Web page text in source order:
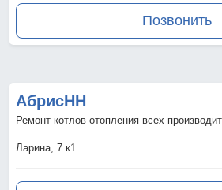
Позвонить
АбрисНН
Ремонт котлов отопления всех
Ларина, 7 к1